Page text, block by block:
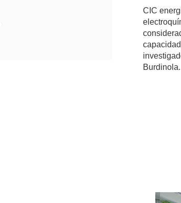
CIC
Burdinola.